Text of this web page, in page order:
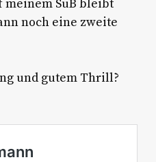
meinem SuB bleibt
noch eine zweite
und gutem Thrill?